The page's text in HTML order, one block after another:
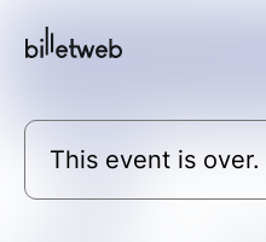
This event is over.